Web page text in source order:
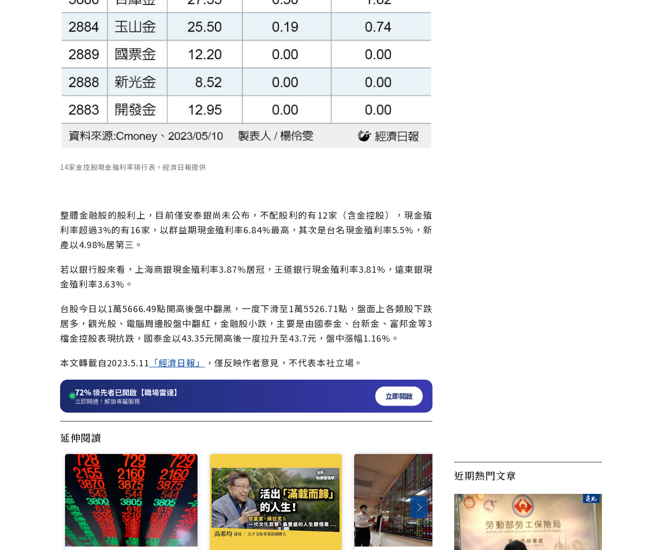
14家金控股現金殖利率排行表。經濟日報提供
整體金融股的股利上，目前僅安泰銀尚未公布，不配股利的有12家（含金控股），現金殖
利率超過3%的有16家，以群益期現金殖利率6.84%最高，其次是台名現金殖利率5.5%，新
產以4.98%居第三。
若以銀行股來看，上海商銀現金殖利率3.87%居冠，王道銀行現金殖利率3.81%，遠東銀現
金殖利率3.63%。
台股今日以1萬5666.49點開高後盤中翻黑，一度下滑至1萬5526.71點，盤面上各類股下跌
居多，觀光股、電腦周邊股盤中翻紅，金融股小跌，主要是由國泰金、台新金、富邦金等3
檔金控股表現抗跌，國泰金以43.35元開高後一度拉升至43.7元，盤中漲幅1.16%。
本文轉載自2023.5.11 「經濟日報」 ，僅反映作者意見，不代表本社立場。
72%領先者已開啟【職場雷達】
立即開通！解鎖專屬服務
立即開啟
延伸閱讀
近期熱門文章